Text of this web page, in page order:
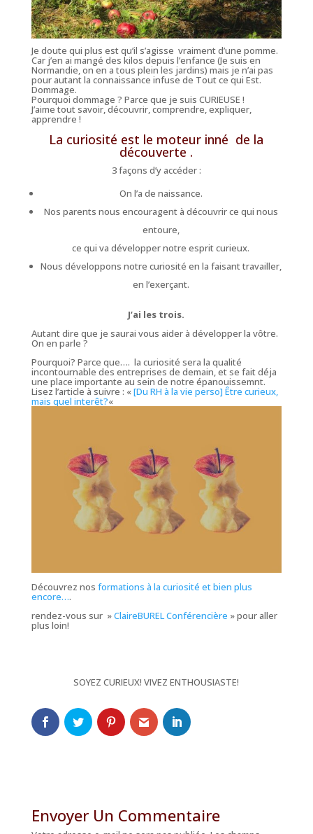
Je doute qui plus est qu’il s’agisse vraiment d’une pomme.
Car j’en ai mangé des kilos depuis l’enfance (Je suis en
Normandie, on en a tous plein les jardins) mais je n’ai pas
pour autant la connaissance infuse de Tout ce qui Est.
Dommage.
Pourquoi dommage ? Parce que je suis CURIEUSE !
J’aime tout savoir, découvrir, comprendre, expliquer,
apprendre !
La curiosité est le moteur inné de la
découverte .
3 façons d’y accéder :
On l’a de naissance.
Nos parents nous encouragent à découvrir ce qui nous
entoure,
ce qui va développer notre esprit curieux.
Nous développons notre curiosité en la faisant travailler,
en l’exerçant.
J’ai les trois.
Autant dire que je saurai vous aider à développer la vôtre.
On en parle ?
Pourquoi? Parce que…. la curiosité sera la qualité
incontournable des entreprises de demain, et se fait déja
une place importante au sein de notre épanouissemnt.
Lisez l’article à suivre : «[Du RH à la vie perso] Être curieux,
mais quel interêt?«
Découvrez nos formations à la curiosité et bien plus
encore….
rendez-vous sur »ClaireBUREL Conférencière » pour aller
plus loin!
SOYEZ CURIEUX! VIVEZ ENTHOUSIASTE!
Envoyer Un Commentaire